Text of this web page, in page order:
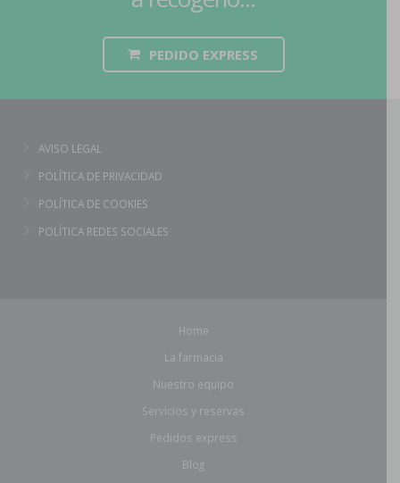
PEDIDO EXPRESS
AVISO LEGAL
POLÍTICA DE PRIVACIDAD
POLÍTICA DE COOKIES
POLÍTICA REDES SOCIALES
Home
La farmacia
Nuestro equipo
Servicios y reservas
Pedidos express
Blog